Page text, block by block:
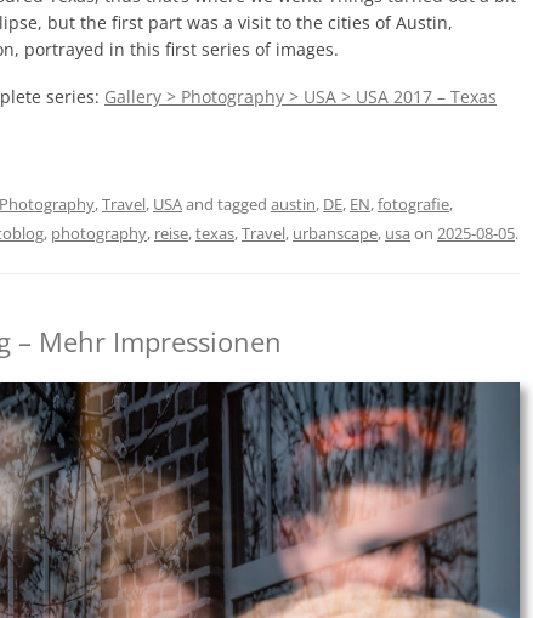
but the first part was a visit to the cities of Austin,
portrayed in this first series of images.
series: Gallery > Photography > USA > USA 2017 – Texas
Photography,Travel, USAand tagged austin, DE, EN,fotografie,
, photography, reise,texas,Travel, urbanscape, usa on 2025-08-05.
– Mehr Impressionen